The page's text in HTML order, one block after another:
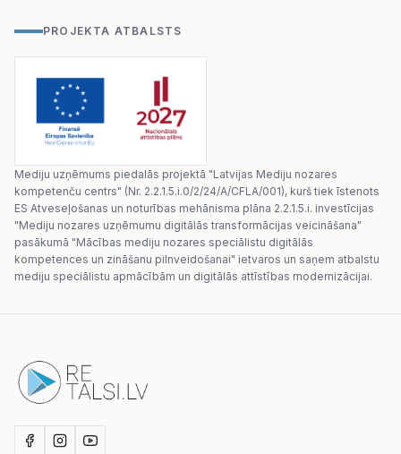
PROJEKTA ATBALSTS
Mediju uzņēmums piedalās projektā "Latvijas Mediju nozares
kompetenču centrs" (Nr. 2.2.1.5.i.0/2/24/A/CFLA/001), kurš tiek īstenots
ES Atveseļošanas un noturības mehānisma plāna 2.2.1.5.i. investīcijas
"Mediju nozares uzņēmumu digitālās transformācijas veicināšana"
pasākumā "Mācības mediju nozares speciālistu digitālās
kompetences un zināšanu pilnveidošanai" ietvaros un saņem atbalstu
mediju speciālistu apmācībām un digitālās attīstības modernizācijai.